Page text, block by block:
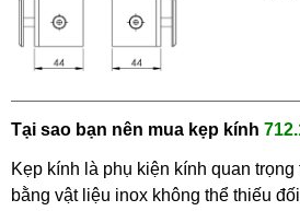
Tại sao bạn nên mua kẹp kính
Kẹp kính là phụ kiện kính quan
bằng vật liệu inox không thể thiếu